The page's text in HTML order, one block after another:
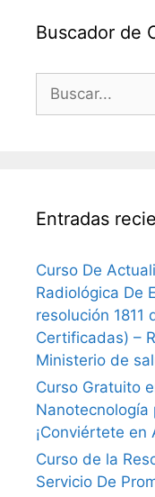
Buscador de
Entradas
Curso De
Radiológica De
resolución 1811
Certificadas) –
Ministerio de
Curso Gratuito
Nanotecnología
¡Conviértete en
Curso de la
Servicio De